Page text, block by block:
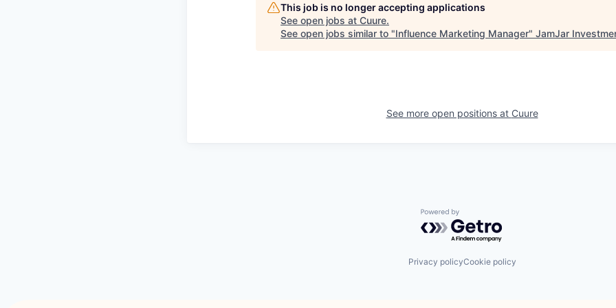
This job is no longer accepting applications
See open jobs at Cuure.
See open jobs similar to "Influence Marketing Manager" JamJar
See more open positions at Cuure
Powered by Getro.com
Privacy policyCookie policy